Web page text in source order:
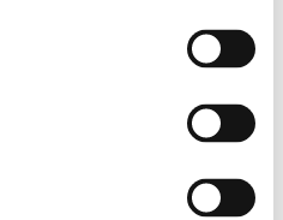
del trasporto pubblico. Agens,
che assicurino il finanziamento al